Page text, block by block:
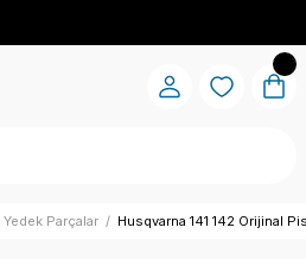
Yedek Parçalar Husqvarna 141 142 Orijinal